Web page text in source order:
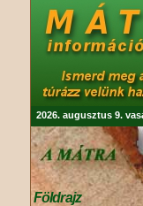
2026. augusztus 9.
Földrajz